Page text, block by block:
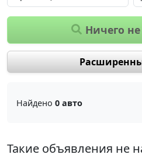
Ничего
Найдено 0 авто
Такие объявления не